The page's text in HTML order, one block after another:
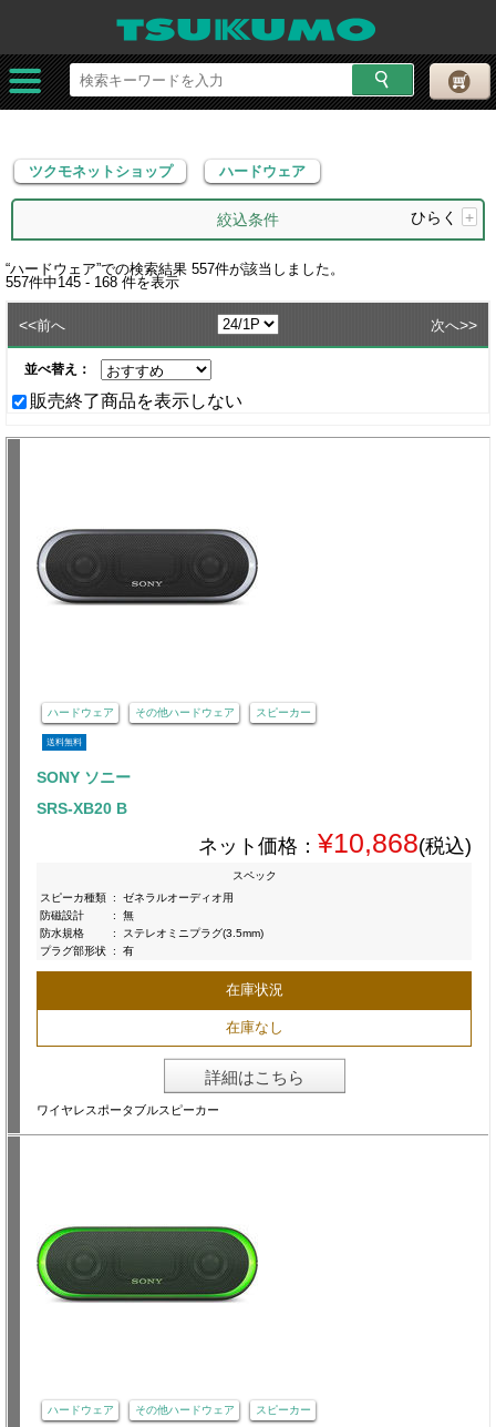
ツクモネットショップ ハードウェア
ツクモネットショップ ハードウェア
絞込条件 ひらく +
“ハードウェア”での検索結果 557件が該当しました。
557件中145 - 168 件を表示
<<前へ 次へ>>
並べ替え：
販売終了商品を表示しない
ハードウェア その他ハードウェア スピーカー
送料無料
SONY ソニー
SRS-XB20 B
ネット価格： ¥10,868(税込)
スペック
スピーカ種類 :
ゼネラルオーディオ用
防磁設計
:
無
防水規格
:
ステレオミニプラグ(3.5mm)
プラグ部形状 : 有
在庫状況
在庫なし
詳細はこちら
ワイヤレスポータブルスピーカー
ハードウェア その他ハードウェア スピーカー